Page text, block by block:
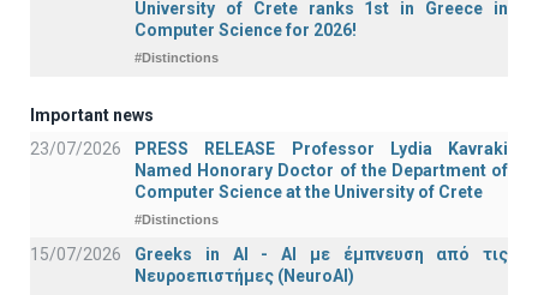
University of Crete ranks 1st in Greece in
Computer Science for 2026!
#Distinctions
Important news
23/07/2026
PRESS RELEASE Professor Lydia Kavraki
Named Honorary Doctor of the Department of
Computer Science at the University of Crete
#Distinctions
15/07/2026
Greeks in AI - ΑΙ με έμπνευση από τις
Νευροεπιστήμες (NeuroAI)